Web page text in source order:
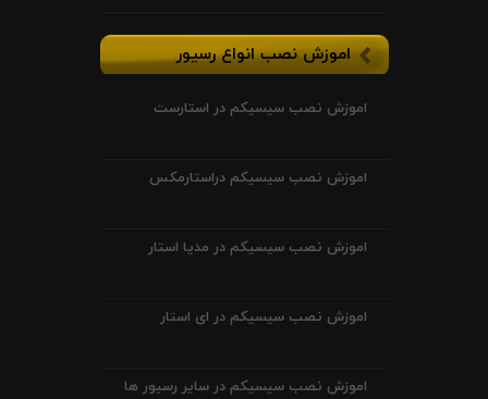
اموزش نصب انواع رسیور
اموزش نصب سیسیکم در استارست
اموزش نصب سیسیکم دراستارمکس
اموزش نصب سیسیکم در مدیا استار
اموزش نصب سیسیکم در ای استار
اموزش نصب سیسیکم در سایر رسیور ها